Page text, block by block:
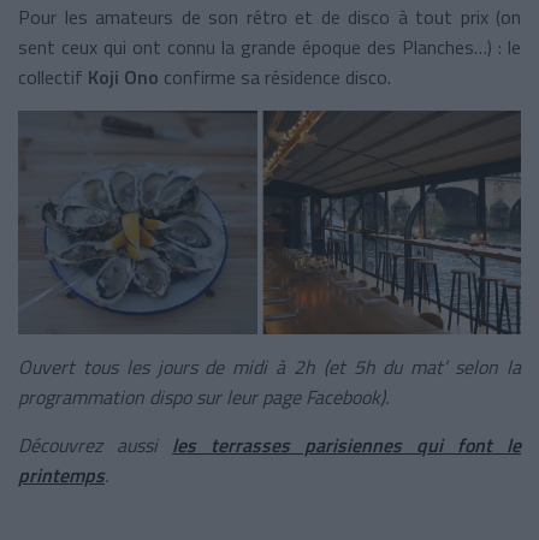
Pour les amateurs de son rétro et de disco à tout prix (on
sent ceux qui ont connu la grande époque des Planches…) : le
collectif Koji Ono confirme sa résidence disco.
Ouvert tous les jours de midi à 2h (et 5h du mat’ selon la
programmation dispo sur leur page Facebook).
Découvrez aussi les terrasses parisiennes qui font le
printemps.